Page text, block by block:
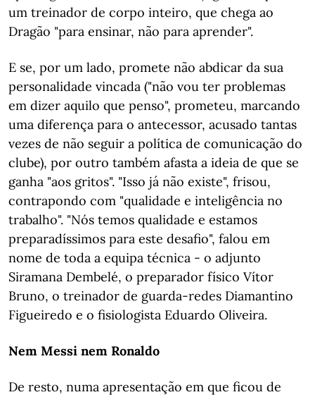
um treinador de corpo inteiro, que chega ao
Dragão "para ensinar, não para aprender".
E se, por um lado, promete não abdicar da sua
personalidade vincada ("não vou ter problemas
em dizer aquilo que penso", prometeu, marcando
uma diferença para o antecessor, acusado tantas
vezes de não seguir a política de comunicação do
clube), por outro também afasta a ideia de que se
ganha "aos gritos". "Isso já não existe", frisou,
contrapondo com "qualidade e inteligência no
trabalho". "Nós temos qualidade e estamos
preparadíssimos para este desafio", falou em
nome de toda a equipa técnica - o adjunto
Siramana Dembelé, o preparador físico Vítor
Bruno, o treinador de guarda-redes Diamantino
Figueiredo e o fisiologista Eduardo Oliveira.
Nem Messi nem Ronaldo
De resto, numa apresentação em que ficou de